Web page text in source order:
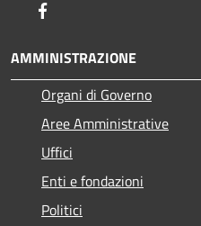
AMMINISTRAZIONE
Organi di Governo
Aree Amministrative
Uffici
Enti e fondazioni
Politici